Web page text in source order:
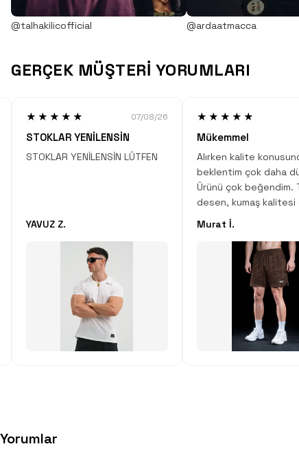
@talhakilicofficial @ardaatmacca
GERÇEK MÜŞTERİ YORUMLARI
★★★★★ 07/08/26
STOKLAR YENİLENSİN
STOKLAR YENİLENSİN LÜTFEN
YAVUZ Z.
★★★★★
Mükemmel
Alırken kalite
beklentim çok daha
Ürünü çok beğendim.
desen, kumaş kalitesi
Çok iyi iş çıkartmışlar.
Murat İ.
Yorumlar